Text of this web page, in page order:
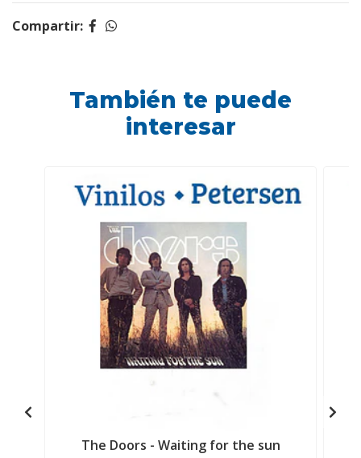
Compartir:
También te puede
interesar
The Doors - Waiting for the sun